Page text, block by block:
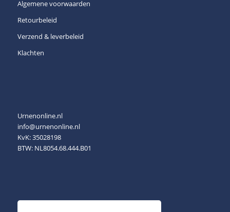
Algemene voorwaarden
Retourbeleid
Verzend & leverbeleid
Klachten
Urnenonline.nl
info@urnenonline.nl
KvK: 35028198
BTW: NL8054.68.444.B01